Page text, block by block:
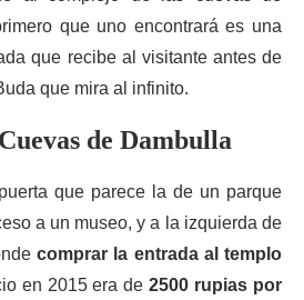
que uno encontrará es una
que recibe al visitante antes de
que mira al infinito.
de Dambulla
que parece la de un parque
a un museo, y a la izquierda de
comprar la entrada al templo
en 2015 era de2500 rupias por